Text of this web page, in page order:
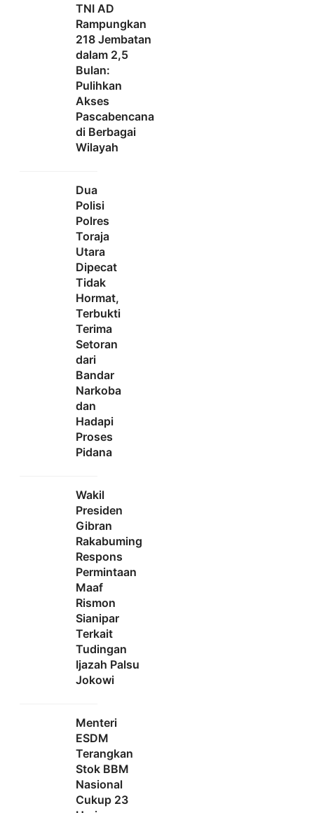
TNI AD
Rampungkan
218 Jembatan
dalam 2,5
Bulan:
Pulihkan
Akses
Pascabencana
di Berbagai
Wilayah
Dua
Polisi
Polres
Toraja
Utara
Dipecat
Tidak
Hormat,
Terbukti
Terima
Setoran
dari
Bandar
Narkoba
dan
Hadapi
Proses
Pidana
Wakil
Presiden
Gibran
Rakabuming
Respons
Permintaan
Maaf
Rismon
Sianipar
Terkait
Tudingan
Ijazah Palsu
Jokowi
Menteri
ESDM
Terangkan
Stok BBM
Nasional
Cukup 23